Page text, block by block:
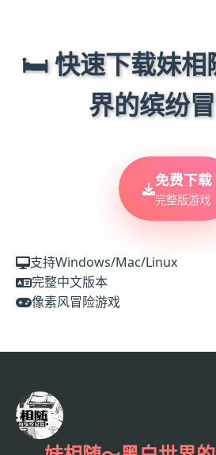
🛏️ 快速下载妹相
界的缤纷
免费下载
完整版游戏
支持Windows/Mac/Linux
完整中文版本
像素风冒险游戏